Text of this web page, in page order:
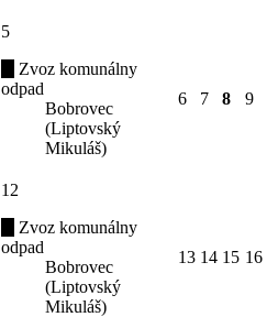
5
Zvoz komunálny
odpad
Bobrovec
(Liptovský
Mikuláš)
6 7 8 9
12
Zvoz komunálny
odpad
Bobrovec
(Liptovský
Mikuláš)
13 14 15 16